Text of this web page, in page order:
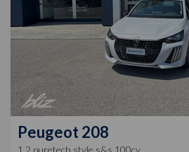
Peugeot 208
1.2 puretech style s&s 100cv